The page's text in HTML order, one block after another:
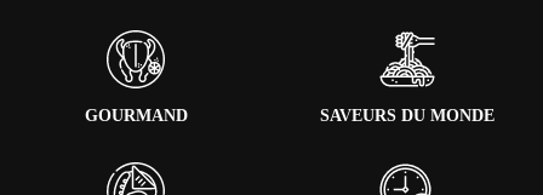
GOURMAND SAVEURS DU MONDE